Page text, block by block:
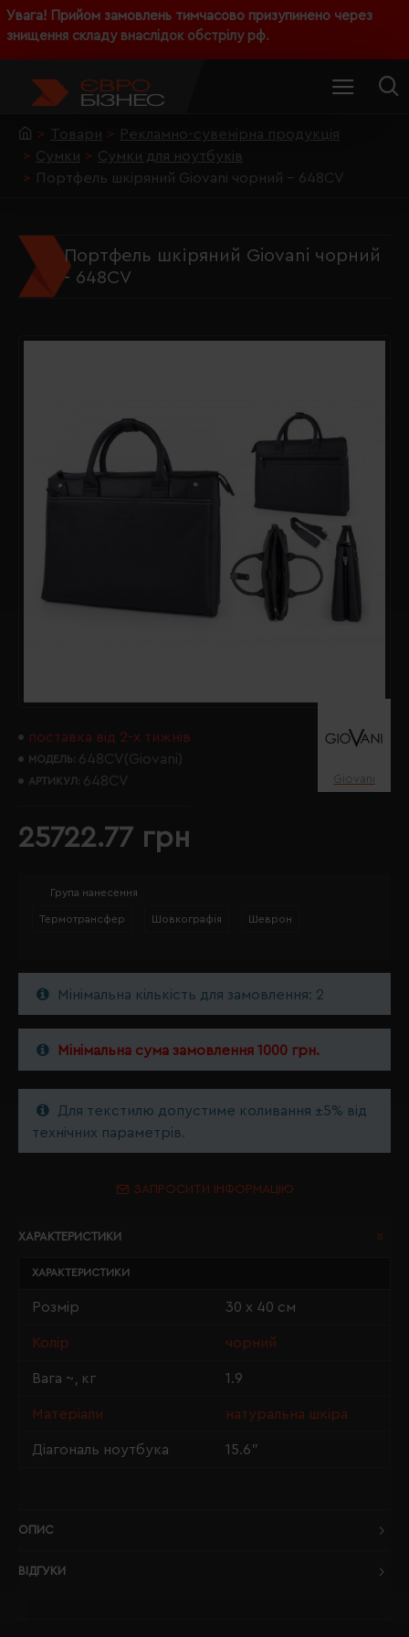
Увага! Прийом замовлень тимчасово призупинено через
знищення складу внаслідок обстрілу рф.
Товари
Рекламно-сувенірна продукція
Сумки
Сумки для ноутбуків
Портфель шкіряний Giovani чорний - 648CV
Портфель шкіряний Giovani чорний
- 648CV
поставка від 2-х тижнів
МОДЕЛЬ: 648CV(Giovani)
АРТИКУЛ: 648CV Giovani
25722.77 грн
Група нанесення
Термотрансфер Шовкографія Шеврон
Мінімальна кількість для замовлення: 2
Мінімальна сума замовлення 1000 грн.
Для текстилю допустиме коливання ±5% від
технічних параметрів.
ЗАПРОСИТИ ІНФОРМАЦІЮ
ХАРАКТЕРИСТИКИ
ХАРАКТЕРИСТИКИ
Розмір 30 х 40 см
Колір чорний
Вага ~, кг 1.9
Матеріали натуральна шкіра
Діагональ ноутбука 15.6"
ОПИС
ВІДГУКИ